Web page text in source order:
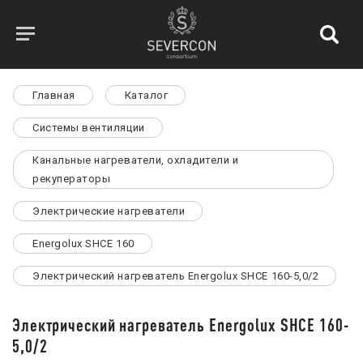
Главная Каталог
Системы вентиляции
Канальные нагреватели, охладители и
рекуператоры
Электрические нагреватели
Energolux SHCE 160
Электрический нагреватель Energolux SHCE 160-5,0/2
Электрический нагреватель Energolux SHCE 160-
5,0/2